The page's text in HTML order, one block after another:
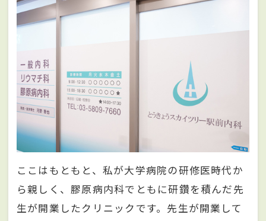
ここはもともと、私が大学病院の研修医時代か
ら親しく、膠原病内科でともに研鑽を積んだ先
生が開業したクリニックです。先生が開業して